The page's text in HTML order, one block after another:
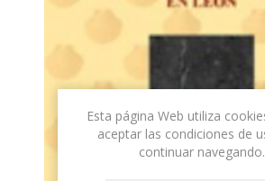
Esta página Web utiliza
aceptar las condiciones de
continuar navegando.